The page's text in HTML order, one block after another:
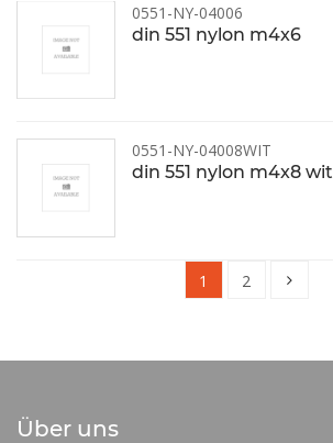
0551-NY-04006
din 551 nylon m4x6
0551-NY-04008WIT
din 551 nylon m4x8 wit
1 2
Über uns